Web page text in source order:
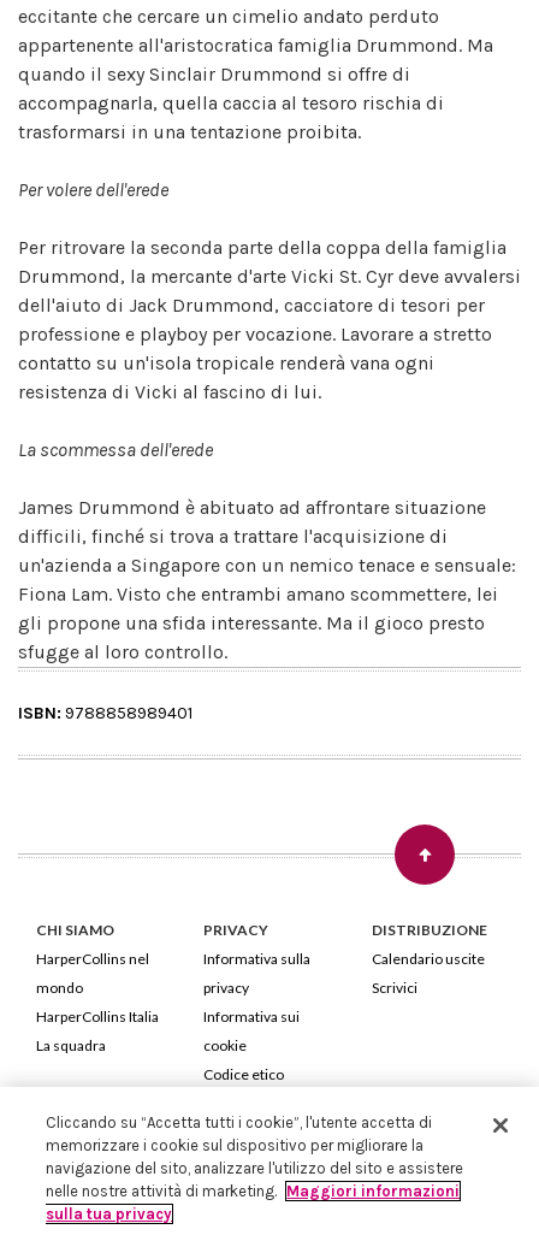
eccitante che cercare un cimelio andato perduto
appartenente all'aristocratica famiglia Drummond. Ma
quando il sexy Sinclair Drummond si offre di
accompagnarla, quella caccia al tesoro rischia di
trasformarsi in una tentazione proibita.
Per volere dell'erede
Per ritrovare la seconda parte della coppa della famiglia
Drummond, la mercante d'arte Vicki St. Cyr deve avvalersi
dell'aiuto di Jack Drummond, cacciatore di tesori per
professione e playboy per vocazione. Lavorare a stretto
contatto su un'isola tropicale renderà vana ogni
resistenza di Vicki al fascino di lui.
La scommessa dell'erede
James Drummond è abituato ad affrontare situazione
difficili, finché si trova a trattare l'acquisizione di
un'azienda a Singapore con un nemico tenace e sensuale:
Fiona Lam. Visto che entrambi amano scommettere, lei
gli propone una sfida interessante. Ma il gioco presto
sfugge al loro controllo.
ISBN: 9788858989401
CHI SIAMO
HarperCollins nel
mondo
HarperCollins Italia
La squadra
PRIVACY
Informativa sulla
privacy
Informativa sui
cookie
Codice etico
DISTRIBUZIONE
Calendario uscite
Scrivici
HarperCollins Italia S.p.A. Viale Monte Nero, 84 - 20135 Milano
Cod. Fiscale e P.IVA 05946780151 - Capitale Sociale 258.250 €
Iscritta in Milano al Registro delle imprese nr.198004 e REA nr.1051898
Cliccando su “Accetta tutti i cookie”, l'utente accetta di
memorizzare i cookie sul dispositivo per migliorare la
navigazione del sito, analizzare l'utilizzo del sito e assistere
nelle nostre attività di marketing. Maggiori informazioni
sulla tua privacy